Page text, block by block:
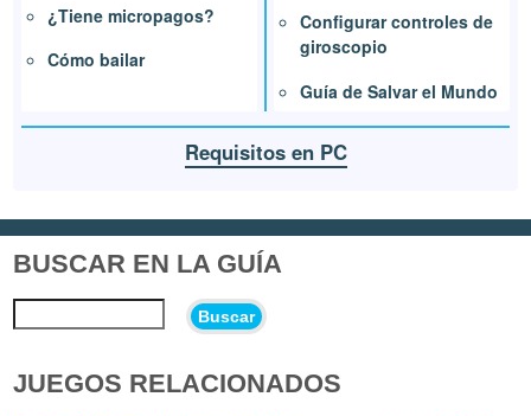
¿Tiene micropagos?
Cómo bailar
Configurar controles de
giroscopio
Guía de Salvar el Mundo
Requisitos en PC
BUSCAR EN LA GUÍA
Buscar
JUEGOS RELACIONADOS